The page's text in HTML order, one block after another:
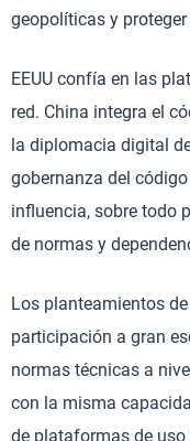
geopolíticas y
EEUU confía en las
red. China integra el
la diplomacia digital
gobernanza del
influencia, sobre todo
de normas y
Los planteamientos
participación a gran
normas técnicas a
con la misma
de plataformas de uso